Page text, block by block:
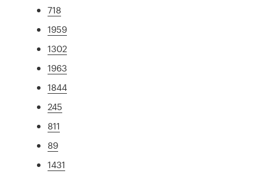
718
1959
1302
1963
1844
245
811
89
1431